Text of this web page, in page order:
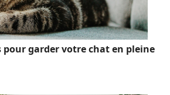
pour garder votre chat en pleine